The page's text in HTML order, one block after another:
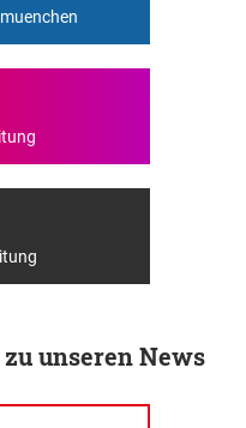
unseren News